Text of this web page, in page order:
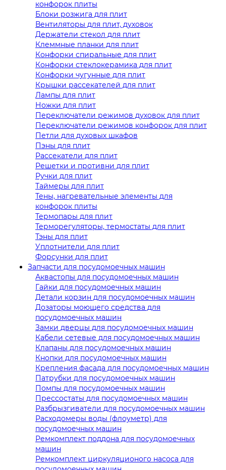
конфорок плиты
Блоки розжига для плит
Вентиляторы для плит, духовок
Держатели стекол для плит
Клеммные планки для плит
Конфорки спиральные для плит
Конфорки стеклокерамика для плит
Конфорки чугунные для плит
Крышки рассекателей для плит
Лампы для плит
Ножки для плит
Переключатели режимов духовок для плит
Переключатели режимов конфорок для плит
Петли для духовых шкафов
Пэны для плит
Рассекатели для плит
Решетки и противни для плит
Ручки для плит
Таймеры для плит
Тены, нагревательные элементы для
конфорок плиты
Термопары для плит
Терморегуляторы, термостаты для плит
Тэны для плит
Уплотнители для плит
Форсунки для плит
Запчасти для посудомоечных машин
Аквастопы для посудомоечных машин
Гайки для посудомоечных машин
Детали корзин для посудомоечных машин
Дозаторы моющего средства для
посудомоечных машин
Замки дверцы для посудомоечных машин
Кабели сетевые для посудомоечных машин
Клапаны для посудомоечных машин
Кнопки для посудомоечных машин
Крепления фасада для посудомоечных машин
Патрубки для посудомоечных машин
Помпы для посудомоечных машин
Прессостаты для посудомоечных машин
Разбрызгиватели для посудомоечных машин
Расходомеры воды (флоуметр) для
посудомоечных машин
Ремкомплект поддона для посудомоечных
машин
Ремкомплект циркуляционого насоса для